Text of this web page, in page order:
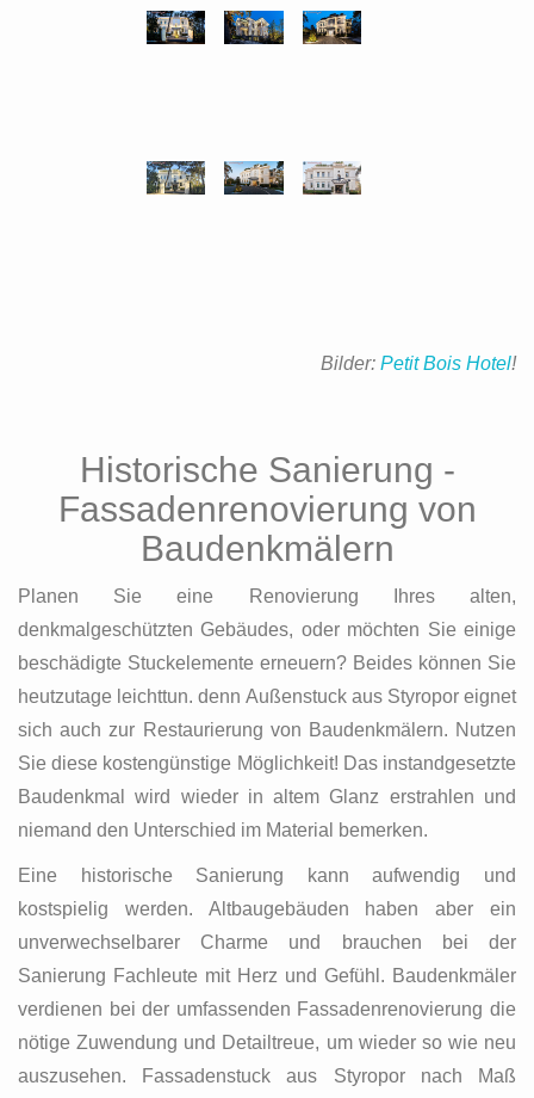
Bilder: Petit Bois Hotel!
Historische Sanierung -
Fassadenrenovierung von
Baudenkmälern
Planen Sie eine Renovierung Ihres alten,
denkmalgeschützten Gebäudes, oder möchten Sie einige
beschädigte Stuckelemente erneuern? Beides können Sie
heutzutage leichttun. denn Außenstuck aus Styropor eignet
sich auch zur Restaurierung von Baudenkmälern. Nutzen
Sie diese kostengünstige Möglichkeit! Das instandgesetzte
Baudenkmal wird wieder in altem Glanz erstrahlen und
niemand den Unterschied im Material bemerken.
Eine historische Sanierung kann aufwendig und
kostspielig werden. Altbaugebäuden haben aber ein
unverwechselbarer Charme und brauchen bei der
Sanierung Fachleute mit Herz und Gefühl. Baudenkmäler
verdienen bei der umfassenden Fassadenrenovierung die
nötige Zuwendung und Detailtreue, um wieder so wie neu
auszusehen. Fassadenstuck aus Styropor nach Maß